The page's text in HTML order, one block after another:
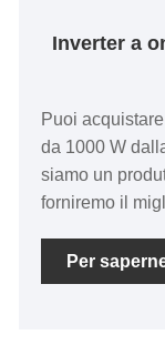
Inverter a
Puoi
da 1000 W
siamo un
forniremo il
Per